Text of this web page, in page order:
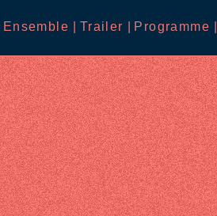
| Trailer | Programme |